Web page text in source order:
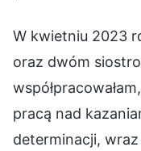
W kwietniu 2023
oraz dwóm
pracą nad
determinacji,